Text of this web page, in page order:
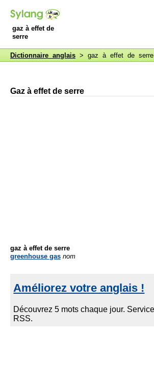
gaz à effet de
serre
Dictionnaire anglais > gaz à effet de serre
Gaz à effet de serre
gaz à effet de serre
greenhouse gas nom